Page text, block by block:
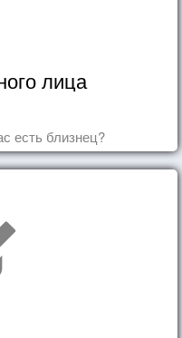
лица
есть близнец?